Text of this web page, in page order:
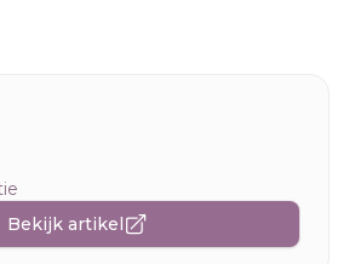
Bekijk artikel